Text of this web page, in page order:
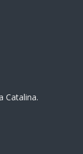
Catalina.